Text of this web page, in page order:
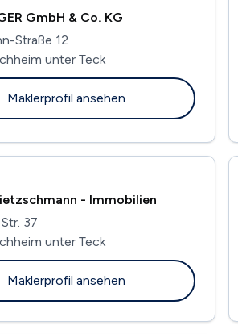
GmbH & Co. KG
Straße 12
unter Teck
Maklerprofil ansehen
- Immobilien
37
unter Teck
Maklerprofil ansehen